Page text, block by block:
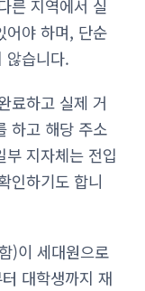
른 지역에서 실
어야 하며, 단순
않습니다.
료하고 실제 거
하고 해당 주소
지자체는 전입
인하기도 합니
)이 세대원으로
대학생까지 재